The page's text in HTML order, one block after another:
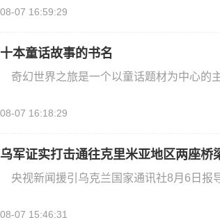
08-07 16:59:29
十本童话故事的书名
奇幻世界之旅是一个以童话题材为中心的
08-07 16:18:29
乌军证实打击通往克里米亚地区两座桥
央视新闻援引乌克兰国家通讯社8月6日报
08-07 15:46:31